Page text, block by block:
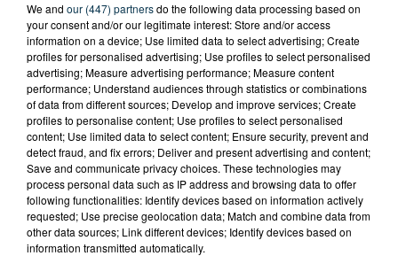
FOREZTIVAL : DROGUÉ ET TENANT DES
PROPOS DÉPLACÉS, UN FESTIVALIER A...
We and our (447) partnersdo the following data processing based on
your consent and/or our legitimate interest: Store and/or access
information on a device; Use limited data to select advertising; Create
profiles for personalised advertising; Use profiles to select personalised
advertising; Measure advertising performance; Measure content
performance; Understand audiences through statistics or combinations
of data from different sources; Develop and improve services; Create
profiles to personalise content; Use profiles to select personalised
content; Use limited data to select content; Ensure security, prevent and
detect fraud, and fix errors; Deliver and present advertising and content;
Save and communicate privacy choices. These technologies may
process personal data such as IP address and browsing data to offer
following functionalities: Identify devices based on information actively
requested; Use precise geolocation data; Match and combine data from
other data sources; Link different devices; Identify devices based on
information transmitted automatically.